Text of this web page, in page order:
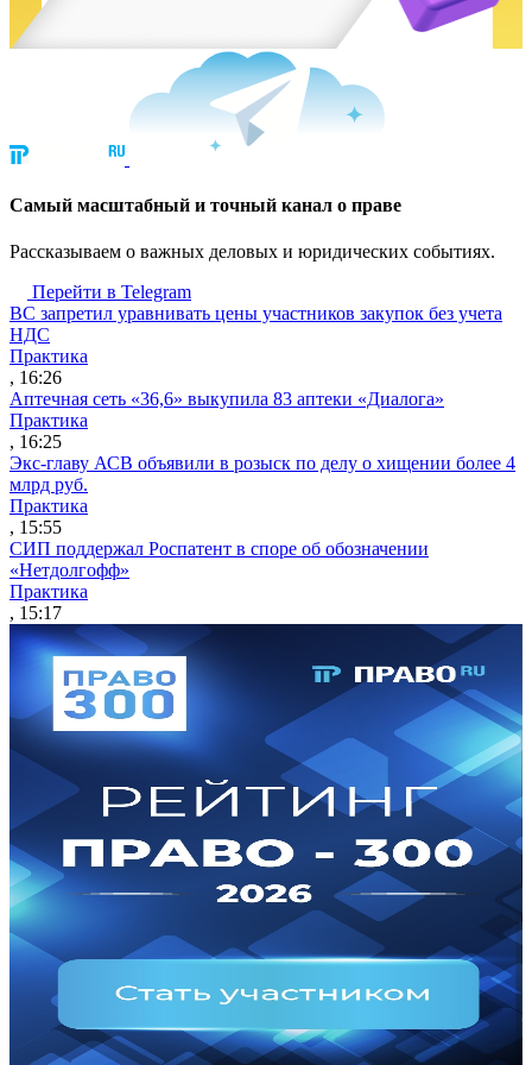
Cамый масштабный и точный канал о праве
Рассказываем о важных деловых и юридических событиях.
Перейти в Telegram
ВС запретил уравнивать цены участников закупок без учета
НДС
Практика
, 16:26
Аптечная сеть «36,6» выкупила 83 аптеки «Диалога»
Практика
, 16:25
Экс-главу АСВ объявили в розыск по делу о хищении более 4
млрд руб.
Практика
, 15:55
СИП поддержал Роспатент в споре об обозначении
«Нетдолгофф»
Практика
, 15:17